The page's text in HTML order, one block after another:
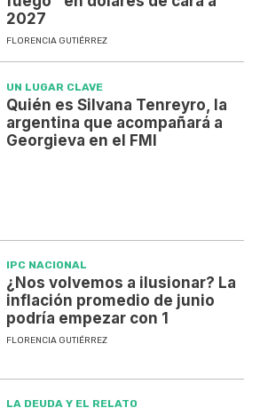
2027
FLORENCIA GUTIÉRREZ
UN LUGAR CLAVE
Quién es Silvana Tenreyro, la
argentina que acompañará a
Georgieva en el FMI
IPC NACIONAL
¿Nos volvemos a ilusionar? La
inflación promedio de junio
podría empezar con 1
FLORENCIA GUTIÉRREZ
LA DEUDA Y EL RELATO